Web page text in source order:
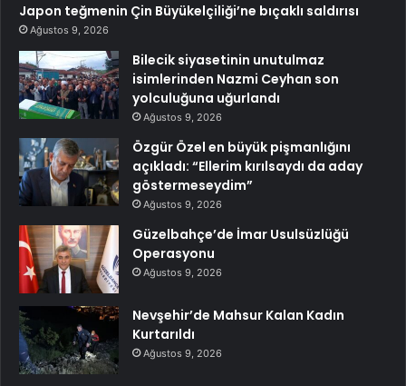
Japon teğmenin Çin Büyükelçiliği’ne bıçaklı saldırısı
Ağustos 9, 2026
Bilecik siyasetinin unutulmaz
isimlerinden Nazmi Ceyhan son
yolculuğuna uğurlandı
Ağustos 9, 2026
Özgür Özel en büyük pişmanlığını
açıkladı: “Ellerim kırılsaydı da aday
göstermeseydim”
Ağustos 9, 2026
Güzelbahçe’de İmar Usulsüzlüğü
Operasyonu
Ağustos 9, 2026
Nevşehir’de Mahsur Kalan Kadın
Kurtarıldı
Ağustos 9, 2026